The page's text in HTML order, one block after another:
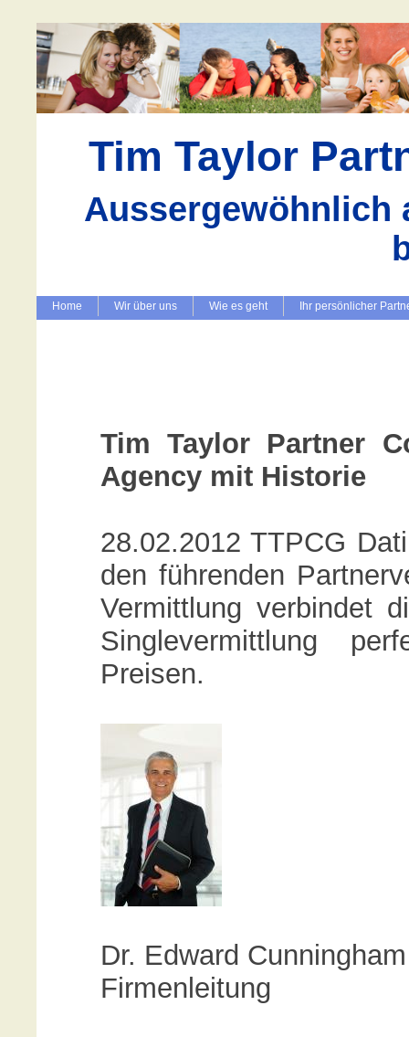
Tim Taylor
Aussergewöhnlich
Home Wir über uns Wie es geht Ihr persönlicher
Tim Taylor Partner
Agency mit Historie
28.02.2012 TTPCG
den führenden
Vermittlung verbindet
Singlevermittlung
Preisen.
Dr. Edward Cunningham
Firmenleitung